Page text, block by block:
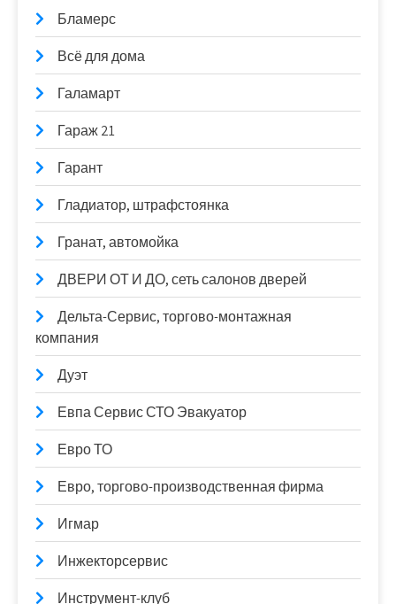
Бламерс
Всё для дома
Галамарт
Гараж 21
Гарант
Гладиатор, штрафстоянка
Гранат, автомойка
ДВЕРИ ОТ И ДО, сеть салонов дверей
Дельта-Сервис, торгово-монтажная
компания
Дуэт
Евпа Сервис СТО Эвакуатор
Евро ТО
Евро, торгово-производственная фирма
Игмар
Инжекторсервис
Инструмент-клуб